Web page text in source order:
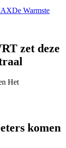
De Warmste
zet deze
Het
komen